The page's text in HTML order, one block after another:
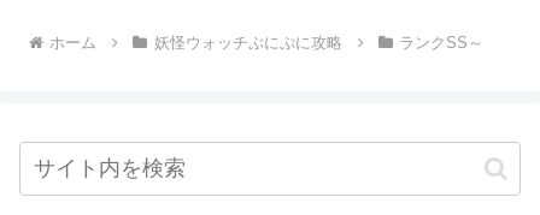
ホーム 妖怪ウォッチぷにぷに攻略 ランクSS～